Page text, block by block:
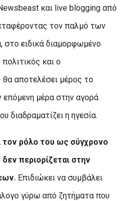
και live blogging από
τον παλμό των
ειδικά διαμορφωμένο
και ο
θα αποτελέσει μέρος το
επόμενη μέρα στην αγορά
διαδραματίζει η ηγεσία.
τον ρόλο του ως σύγχρονο
περιορίζεται στην
Επιδιώκει να συμβάλει
γύρω από ζητήματα που